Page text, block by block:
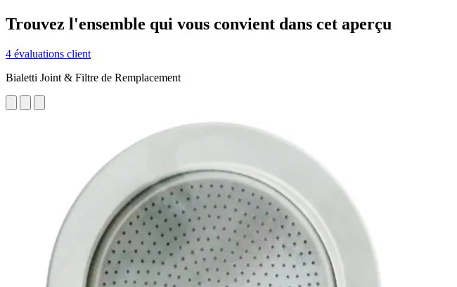
Trouvez l'ensemble qui vous convient dans cet aperçu
4 évaluations client
Bialetti Joint & Filtre de Remplacement